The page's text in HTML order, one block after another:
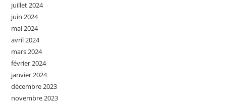
juillet 2024
juin 2024
mai 2024
avril 2024
mars 2024
février 2024
janvier 2024
décembre 2023
novembre 2023